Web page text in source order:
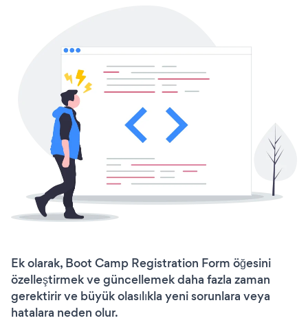
Ek olarak, Boot Camp Registration Form öğesini
özelleştirmek ve güncellemek daha fazla zaman
gerektirir ve büyük olasılıkla yeni sorunlara veya
hatalara neden olur.